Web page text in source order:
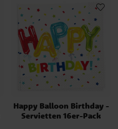
Happy Balloon Birthday -
Servietten 16er-Pack